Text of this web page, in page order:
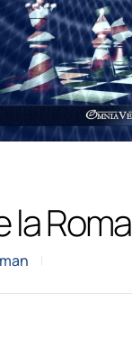
la Roma